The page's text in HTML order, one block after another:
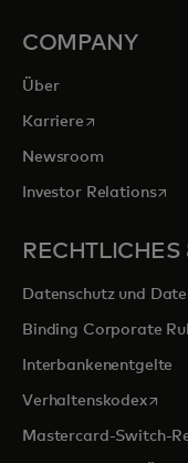
COMPANY
Über
Karrierewird in einer
Newsroom
Investor Relations
Datenschutz und
Binding Corporate
Interbankenentgelte
Verhaltenskodexwird
Mastercard-Switch-